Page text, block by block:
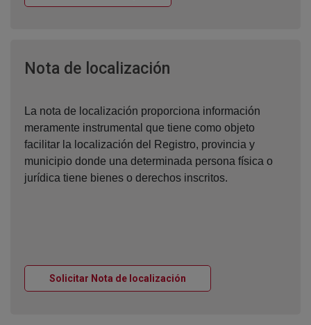
Nota de localización
La nota de localización proporciona información
meramente instrumental que tiene como objeto
facilitar la localización del Registro, provincia y
municipio donde una determinada persona física o
jurídica tiene bienes o derechos inscritos.
Solicitar Nota de localización